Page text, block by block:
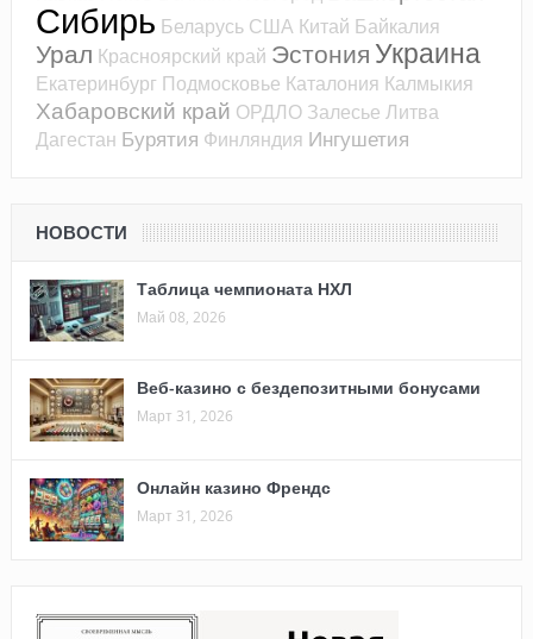
Сибирь Беларусь США Китай Байкалия
Урал Красноярский край Эстония Украина
Екатеринбург Подмосковье Каталония Калмыкия
Хабаровский край ОРДЛО Залесье Литва
Дагестан Бурятия Финляндия Ингушетия
НОВОСТИ
Таблица чемпионата НХЛ
Май 08, 2026
Веб-казино с бездепозитными бонусами
Март 31, 2026
Онлайн казино Френдс
Март 31, 2026